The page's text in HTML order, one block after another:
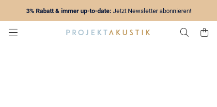
3% Rabatt & immer up-to-date: Jetzt Newsletter abonnieren!
Zur